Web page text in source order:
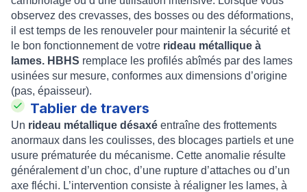
observez des crevasses, des bosses ou des déformations,
il est temps de les renouveler pour maintenir la sécurité et
le bon fonctionnement de votre rideau métallique à
lames. HBHS remplace les profilés abîmés par des lames
usinées sur mesure, conformes aux dimensions d’origine
(pas, épaisseur).
Tablier de travers
Un rideau métallique désaxé entraîne des frottements
anormaux dans les coulisses, des blocages partiels et une
usure prématurée du mécanisme. Cette anomalie résulte
généralement d’un choc, d’une rupture d’attaches ou d’un
axe fléchi. L’intervention consiste à réaligner les lames, à